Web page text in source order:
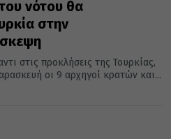
νότου θα
στην
στις προκλήσεις της Τουρκίας,
οι 9 αρχηγοί κρατών και...